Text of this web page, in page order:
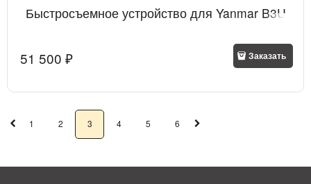
Быстросъемное устройство для Yanmar B3U
51 500 ₽ Заказать
1 2 3 4 5 6